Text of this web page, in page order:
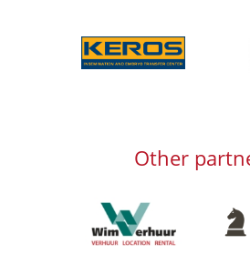
Afbeelding
Other
Afbeelding